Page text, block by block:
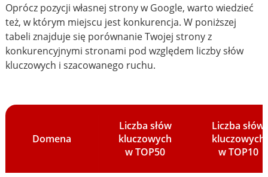
Oprócz pozycji własnej strony w Google, warto wiedzieć
też, w którym miejscu jest konkurencja. W poniższej
tabeli znajduje się porównanie Twojej strony z
konkurencyjnymi stronami pod względem liczby słów
kluczowych i szacowanego ruchu.
Domena
Liczba słów
kluczowych
w TOP50
Liczba słów
kluczowych
w TOP10